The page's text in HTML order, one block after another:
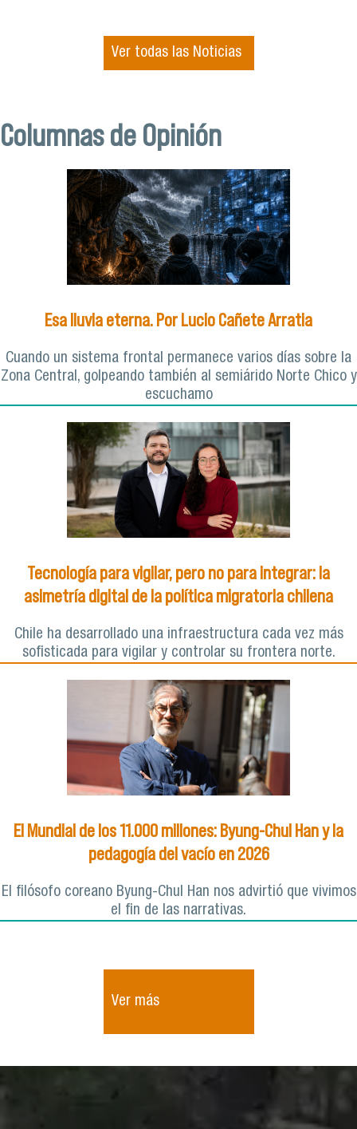
Ver todas las Noticias
Columnas de Opinión
Esa lluvia eterna. Por Lucio Cañete Arratia
Cuando un sistema frontal permanece varios días sobre la
Zona Central, golpeando también al semiárido Norte Chico y
escuchamo
Tecnología para vigilar, pero no para integrar: la
asimetría digital de la política migratoria chilena
Chile ha desarrollado una infraestructura cada vez más
sofisticada para vigilar y controlar su frontera norte.
El Mundial de los 11.000 millones: Byung-Chul Han y la
pedagogía del vacío en 2026
El filósofo coreano Byung-Chul Han nos advirtió que vivimos
el fin de las narrativas.
Ver más